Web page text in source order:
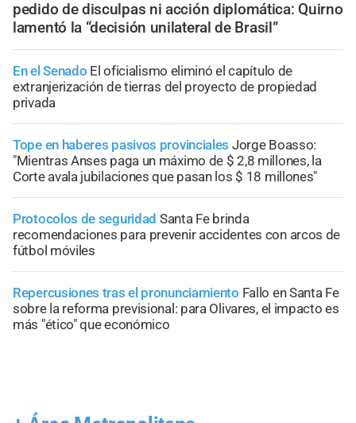
pedido de disculpas ni acción diplomática: Quirno
lamentó la “decisión unilateral de Brasil”
En el Senado El oficialismo eliminó el capítulo de
extranjerización de tierras del proyecto de propiedad
privada
Tope en haberes pasivos provinciales Jorge Boasso:
"Mientras Anses paga un máximo de $ 2,8 millones, la
Corte avala jubilaciones que pasan los $ 18 millones"
Protocolos de seguridad Santa Fe brinda
recomendaciones para prevenir accidentes con arcos de
fútbol móviles
Repercusiones tras el pronunciamiento Fallo en Santa Fe
sobre la reforma previsional: para Olivares, el impacto es
más "ético" que económico